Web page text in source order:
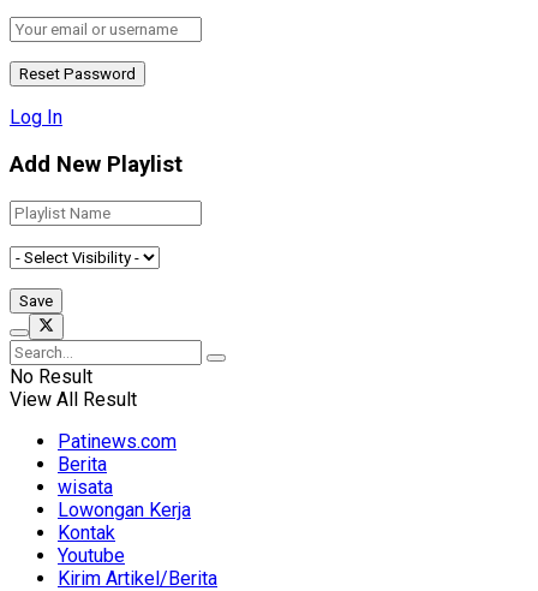
Log In
Add New Playlist
No Result
View All Result
Patinews.com
Berita
wisata
Lowongan Kerja
Kontak
Youtube
Kirim Artikel/Berita